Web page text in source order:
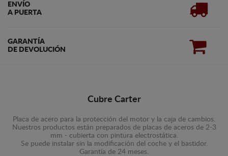
ENVÍO
A PUERTA
GARANTÍA
DE DEVOLUCIÓN
Cubre Carter
Placa de acero para la protección del motor y la caja de cambios.
Nuestros productos están preparados de placas de aceros de 2-3
mm - cubierta con pintura electrostática.
Se puede instalar sin la modificación del coche y el bastidor.
Garantía de 24 meses.